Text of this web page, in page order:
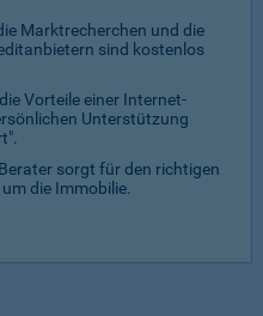
Marktrecherchen und die
sind kostenlos
Vorteile einer Internet-
Unterstützung
sorgt für den richtigen
die Immobilie.